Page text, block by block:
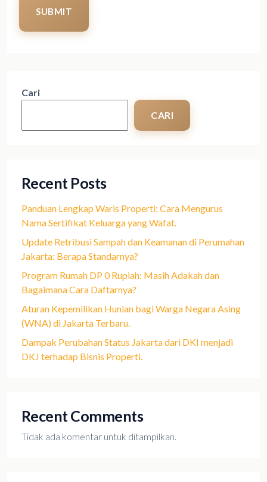
SUBMIT
Cari
CARI
Recent Posts
Panduan Lengkap Waris Properti: Cara Mengurus
Nama Sertifikat Keluarga yang Wafat.
Update Retribusi Sampah dan Keamanan di Perumahan
Jakarta: Berapa Standarnya?
Program Rumah DP 0 Rupiah: Masih Adakah dan
Bagaimana Cara Daftarnya?
Aturan Kepemilikan Hunian bagi Warga Negara Asing
(WNA) di Jakarta Terbaru.
Dampak Perubahan Status Jakarta dari DKI menjadi
DKJ terhadap Bisnis Properti.
Recent Comments
Tidak ada komentar untuk ditampilkan.